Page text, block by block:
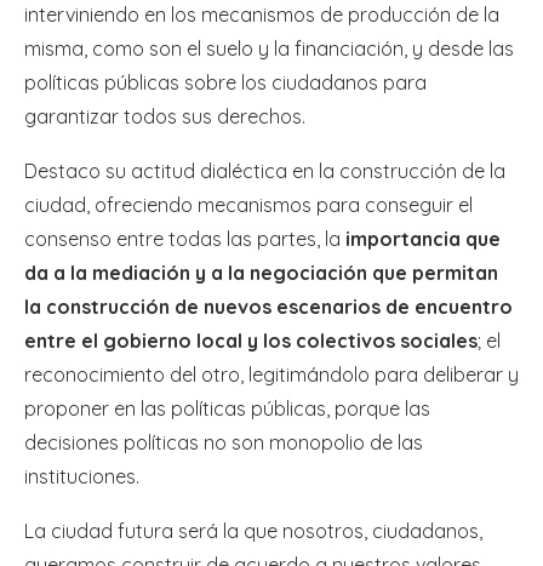
interviniendo en los mecanismos de producción de la
misma, como son el suelo y la financiación, y desde las
políticas públicas sobre los ciudadanos para
garantizar todos sus derechos.
Destaco su actitud dialéctica en la construcción de la
ciudad, ofreciendo mecanismos para conseguir el
consenso entre todas las partes, la importancia que
da a la mediación y a la negociación que permitan
la construcción de nuevos escenarios de encuentro
entre el gobierno local y los colectivos sociales; el
reconocimiento del otro, legitimándolo para deliberar y
proponer en las políticas públicas, porque las
decisiones políticas no son monopolio de las
instituciones.
La ciudad futura será la que nosotros, ciudadanos,